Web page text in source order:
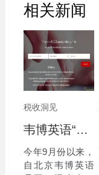
相关新闻
税收洞见
韦博英语“跑路了”！消费者应怎么选择服务商？
今年9月份以来，
自北京韦博英语